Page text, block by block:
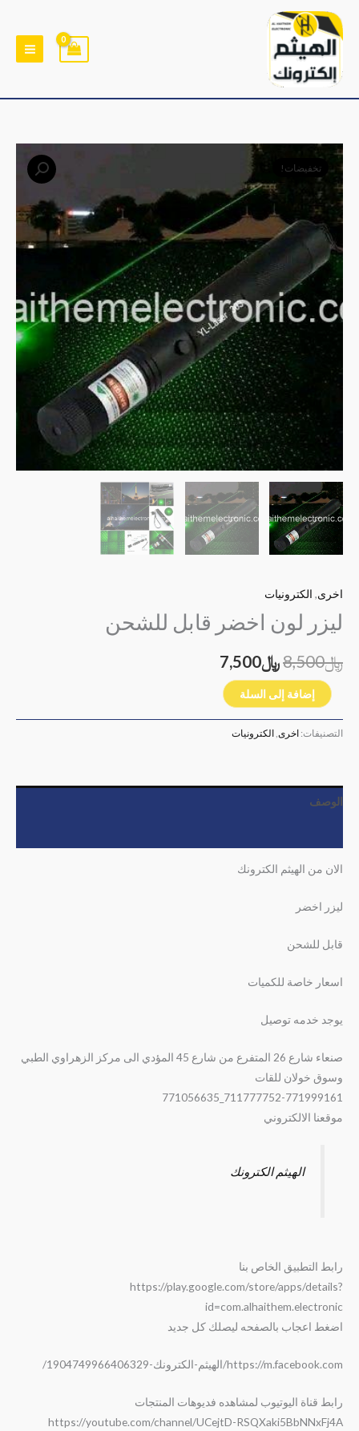
تخطي
المحتوى
تخفيضات!
اخرى, الكترونيات
ليزر لون اخضر قابل للشحن
﷼8,500
السعر
الأصلي
هو:
﷼8,500.
﷼7,500
الحالي
هو:
﷼7,500.
كمية
ليزر
لون
اخضر
قابل
للشحن
إضافة إلى السلة
التصنيفات: اخرى الكترونيات
الوصف
الان من الهيثم الكترونك
ليزر اخضر
قابل للشحن
اسعار خاصة للكميات
يوجد خدمه توصيل
صنعاء شارع 26 المتفرع من شارع 45 المؤدي الى مركز الزهراوي الطبي
وسوق خولان للقات
711777752-771999161_771056635
موقعنا الالكتروني
الهيثم الكترونك
رابط التطبيق الخاص بنا
https://play.google.com/store/apps/details?
id=com.alhaithem.electronic
اضغط اعجاب بالصفحه ليصلك كل جديد
https://m.facebook.com/الهيثم-الكترونك-1904749966406329/
رابط قناة اليوتيوب لمشاهده فديوهات المنتجات
https://youtube.com/channel/UCejtD-RSQXaki5BbNNxFj4A